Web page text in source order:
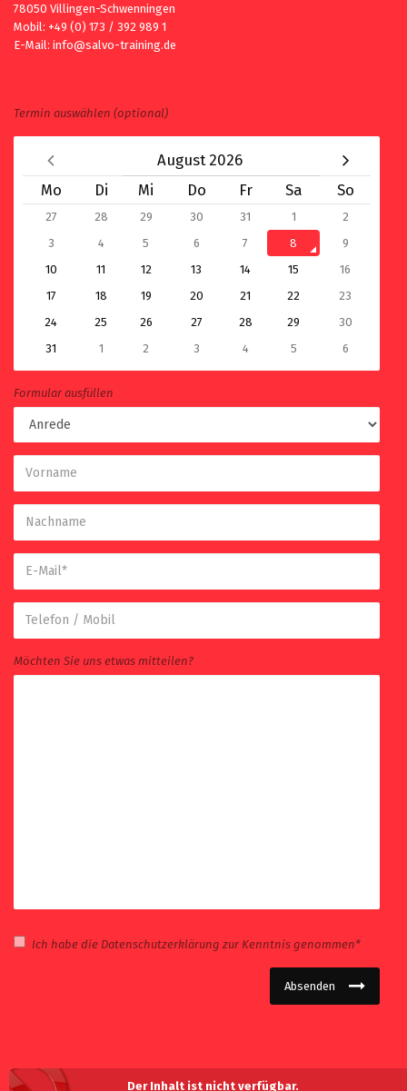
78050 Villingen-Schwenningen
Mobil: +49 (0) 173 / 392 989 1
E-Mail: info@salvo-training.de
Termin auswählen (optional)
August 2026
Mo
Di Mi Do Fr Sa So
27 28 29 30 31 1
2
3
4 5 6 7 8
9
10
11 12 13 14 15
16
17
18 19 20 21 22
23
24
25 26 27 28 29
30
31
1 2 3 4 5 6
Formular ausfüllen
Mail
Möchten Sie uns etwas mitteilen?
Datenschutz
Ich habe die Datenschutzerklärung zur Kenntnis genommen*
Absenden
Der Inhalt ist nicht verfügbar.